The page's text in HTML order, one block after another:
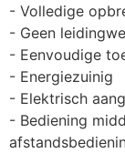
- Volledige
- Geen
- Eenvoudige
- Energiezuinig
- Elektrisch
- Bediening